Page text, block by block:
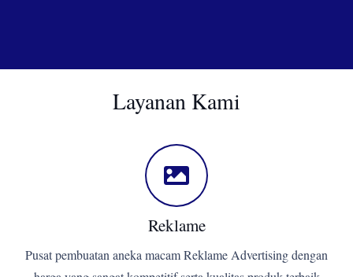
Layanan Kami
Reklame
Pusat pembuatan aneka macam Reklame Advertising dengan